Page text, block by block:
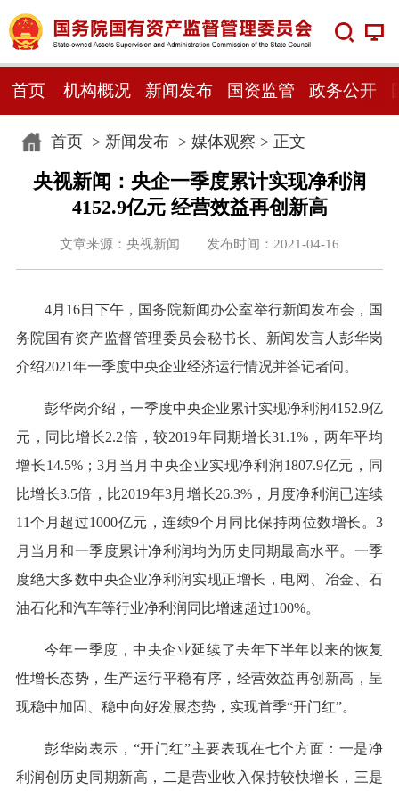
首页 机构概况 新闻发布 国资监管 政务公开
首页> 新闻发布> 媒体观察 > 正文
央视新闻：央企一季度累计实现净利润
4152.9亿元 经营效益再创新高
文章来源：央视新闻 发布时间：2021-04-16
4月16日下午，国务院新闻办公室举行新闻发布会，国
务院国有资产监督管理委员会秘书长、新闻发言人彭华岗
介绍2021年一季度中央企业经济运行情况并答记者问。
彭华岗介绍，一季度中央企业累计实现净利润4152.9亿
元，同比增长2.2倍，较2019年同期增长31.1%，两年平均
增长14.5%；3月当月中央企业实现净利润1807.9亿元，同
比增长3.5倍，比2019年3月增长26.3%，月度净利润已连续
11个月超过1000亿元，连续9个月同比保持两位数增长。3
月当月和一季度累计净利润均为历史同期最高水平。一季
度绝大多数中央企业净利润实现正增长，电网、冶金、石
油石化和汽车等行业净利润同比增速超过100%。
今年一季度，中央企业延续了去年下半年以来的恢复
性增长态势，生产运行平稳有序，经营效益再创新高，呈
现稳中加固、稳中向好发展态势，实现首季“开门红”。
彭华岗表示，“开门红”主要表现在七个方面：一是净
利润创历史同期新高，二是营业收入保持较快增长，三是